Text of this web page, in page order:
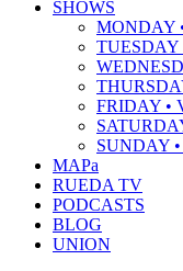
SHOWS
MONDAY
TUESDAY
FRIDAY •
SUNDAY
MAPa
RUEDA TV
PODCASTS
BLOG
UNION